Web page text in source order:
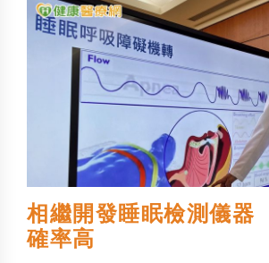
相繼開發睡眠檢測儀
確率高